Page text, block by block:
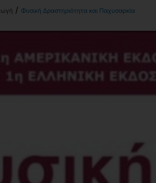
Φυσική Δραστηριότητα και Παχυσαρκία